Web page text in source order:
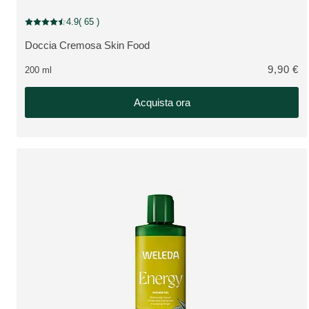
VEDI PRODOTTO:
Doccia Cremosa Skin Food
Valutazione attuale: 4.9 su 5 stelle recensito da 65 consumatori
4.9( 65 )
200 ml 9,90 €
Acquista ora